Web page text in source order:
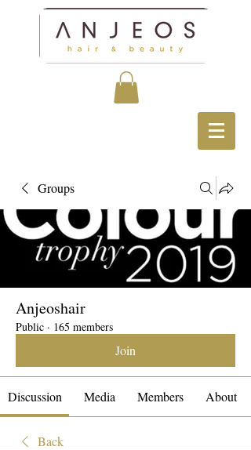
Groups
Anjeoshair
Public · 165 members
Join
Discussion Media Members About
Back